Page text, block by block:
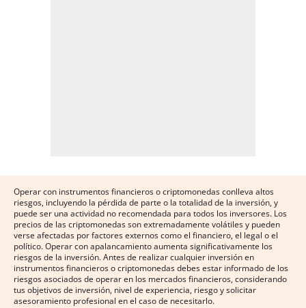
Operar con instrumentos financieros o criptomonedas conlleva altos
riesgos, incluyendo la pérdida de parte o la totalidad de la inversión, y
puede ser una actividad no recomendada para todos los inversores. Los
precios de las criptomonedas son extremadamente volátiles y pueden
verse afectadas por factores externos como el financiero, el legal o el
político. Operar con apalancamiento aumenta significativamente los
riesgos de la inversión. Antes de realizar cualquier inversión en
instrumentos financieros o criptomonedas debes estar informado de los
riesgos asociados de operar en los mercados financieros, considerando
tus objetivos de inversión, nivel de experiencia, riesgo y solicitar
asesoramiento profesional en el caso de necesitarlo.